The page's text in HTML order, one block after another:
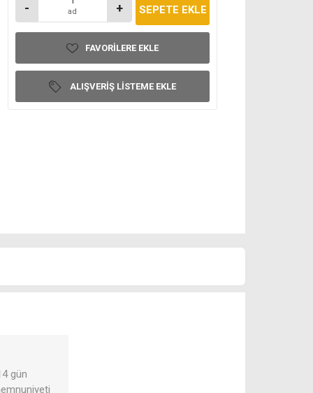
- ad +
FAVORILERE EKLE
ALIŞVERIŞ LISTEME EKLE
gün